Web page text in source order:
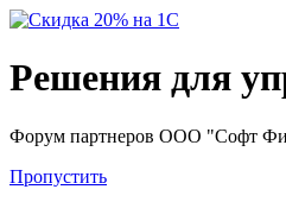
Решения для
Форум партнеров ООО "Софт
Пропустить